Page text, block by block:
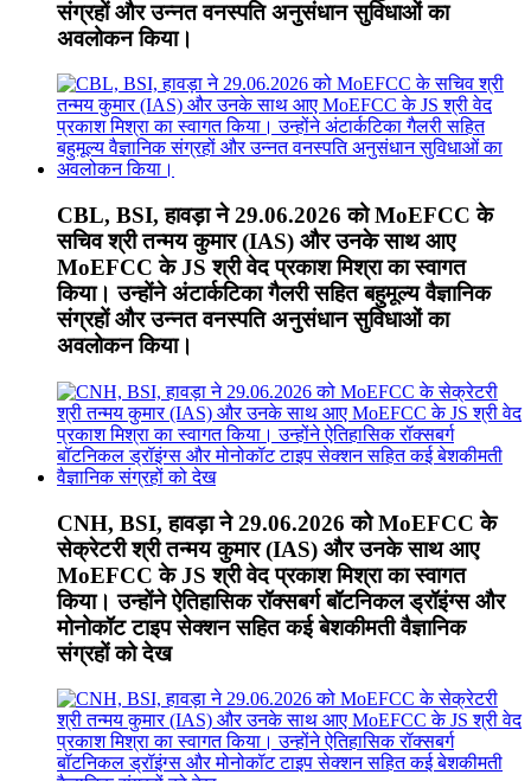
संग्रहों और उन्नत वनस्पति अनुसंधान सुविधाओं का
अवलोकन किया।
CBL, BSI, हावड़ा ने 29.06.2026 को MoEFCC के
सचिव श्री तन्मय कुमार (IAS) और उनके साथ आए
MoEFCC के JS श्री वेद प्रकाश मिश्रा का स्वागत
किया। उन्होंने अंटार्कटिका गैलरी सहित बहुमूल्य वैज्ञानिक
संग्रहों और उन्नत वनस्पति अनुसंधान सुविधाओं का
अवलोकन किया।
CNH, BSI, हावड़ा ने 29.06.2026 को MoEFCC के
सेक्रेटरी श्री तन्मय कुमार (IAS) और उनके साथ आए
MoEFCC के JS श्री वेद प्रकाश मिश्रा का स्वागत
किया। उन्होंने ऐतिहासिक रॉक्सबर्ग बॉटनिकल ड्रॉइंग्स और
मोनोकॉट टाइप सेक्शन सहित कई बेशकीमती वैज्ञानिक
संग्रहों को देख